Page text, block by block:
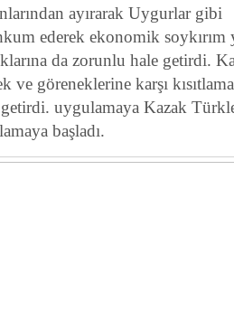
ayırarak Uygurlar
ederek ekonomik soykırım
da zorunlu hale getirdi.
göreneklerine karşı
uygulamaya Kazak
başladı.